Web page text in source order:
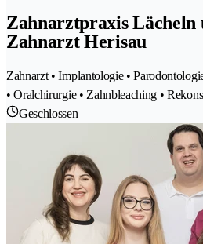
Zahnarztpraxis Lächeln
Zahnarzt Herisau
Zahnarzt • Implantologie •
• Oralchirurgie • Zahnbleaching •
Geschlossen